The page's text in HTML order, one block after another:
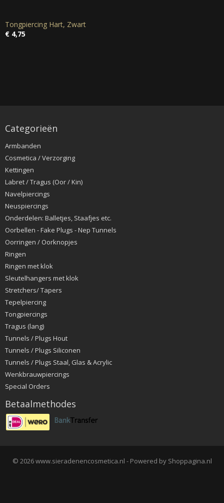
Tongpiercing Hart, Zwart
€ 4,75
Categorieën
Armbanden
Cosmetica / Verzorging
Kettingen
Labret / Tragus (Oor / Kin)
Navelpiercings
Neuspiercings
Onderdelen: Balletjes, Staafjes etc.
Oorbellen - Fake Plugs - Nep Tunnels
Oorringen / Oorknopjes
Ringen
Ringen met klok
Sleutelhangers met klok
Stretchers/ Tapers
Tepelpiercing
Tongpiercings
Tragus (lang)
Tunnels / Plugs Hout
Tunnels / Plugs Siliconen
Tunnels / Plugs Staal, Glas & Acrylic
Wenkbrauwpiercings
Special Orders
Betaalmethodes
© 2026 www.sieradenencosmetica.nl - Powered by Shoppagina.nl